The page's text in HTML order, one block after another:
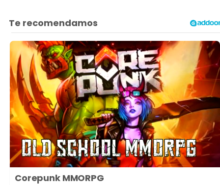
Corepunk MMORPG